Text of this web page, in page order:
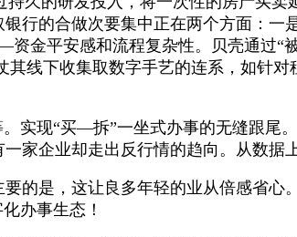
行的合做次要集中正在两个方面：
金平安感和流程复杂性。贝壳通过“
线下收集取数字手艺的连系，如针
现“买—拆”一坐式办事的无缝跟尾
家企业却走出反行情的趋向。从数据
是，这让良多年轻的业从倍感省心
办事生态！